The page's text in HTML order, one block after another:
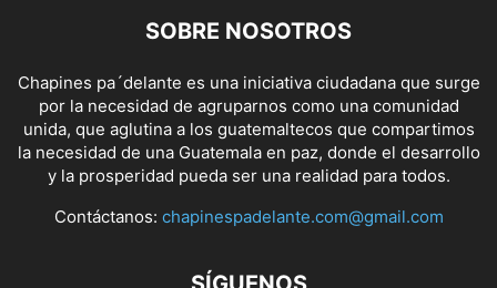
SOBRE NOSOTROS
Chapines pa´delante es una iniciativa ciudadana que surge
por la necesidad de agruparnos como una comunidad
unida, que aglutina a los guatemaltecos que compartimos
la necesidad de una Guatemala en paz, donde el desarrollo
y la prosperidad pueda ser una realidad para todos.
Contáctanos: chapinespadelante.com@gmail.com